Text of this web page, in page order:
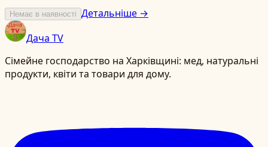
Немає в наявності Детальніше →
Дача TV
Сімейне господарство на Харківщині: мед, натуральні
продукти, квіти та товари для дому.